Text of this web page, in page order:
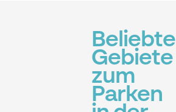
Beliebte
Gebiete
zum
Parken